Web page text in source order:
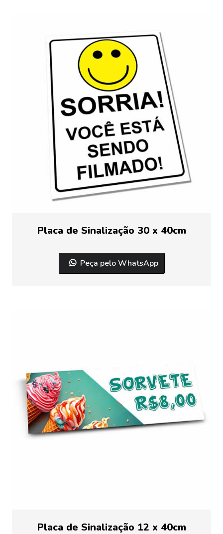
Placa de Sinalização 30 x 40cm
Peça pelo WhatsApp
Placa de Sinalização 12 x 40cm